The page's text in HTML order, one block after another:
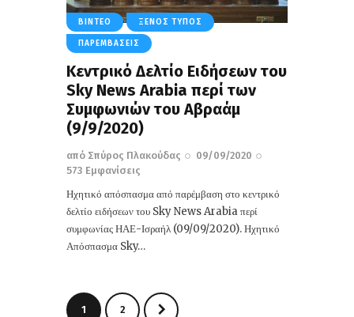
ΒΊΝΤΕΟ ΞΈΝΟΣ ΤΎΠΟΣ
ΠΑΡΕΜΒΆΣΕΙΣ
Kεντρικό Δελτίο Ειδήσεων του
Sky News Arabia περί των
Συμφωνιών του Αβραάμ
(9/9/2020)
από Σπύρος Πλακούδας
09/09/2020
573 Εμφανίσεις
Ηχητικό απόσπασμα από παρέμβαση στο κεντρικό
δελτίο ειδήσεων του Sky News Arabia περί
συμφωνίας ΗΑΕ-Ισραήλ (09/09/2020). Ηχητικό
Απόσπασμα Sky…
1 2
>